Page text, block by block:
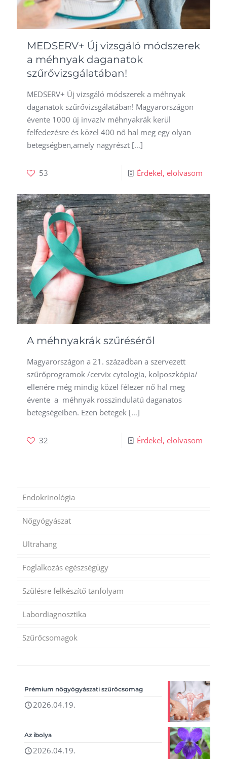
MEDSERV+ Új vizsgáló módszerek
a méhnyak daganatok
szűrővizsgálatában!
MEDSERV+ Új vizsgáló módszerek a méhnyak
daganatok szűrővizsgálatában! Magyarországon
évente 1000 új invazív méhnyakrák kerül
felfedezésre és közel 400 nő hal meg egy olyan
betegségben,amely nagyrészt […]
53 Érdekel, elolvasom
A méhnyakrák szűréséről
Magyarországon a 21. században a szervezett
szűrőprogramok /cervix cytologia, kolposzkópia/
ellenére még mindig közel félezer nő hal meg
évente a méhnyak rosszindulatú daganatos
betegségeiben. Ezen betegek […]
32 Érdekel, elolvasom
Endokrinológia
Nőgyógyászat
Ultrahang
Foglalkozás egészségügy
Szülésre felkészítő tanfolyam
Labordiagnosztika
Szűrőcsomagok
Prémium nőgyógyászati szűrőcsomag
2026.04.19.
Az ibolya
2026.04.19.